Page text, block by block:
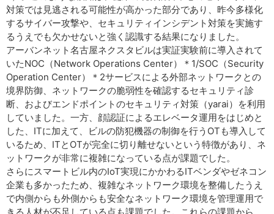
対策では見逃される可能性が高かった部分であり、昨今多様化
するサイバー攻撃や、セキュリティインシデント対策を実施す
るうえでも欠かせないと強く認識する結果になりました。
アーバンネット名古屋ネクスタビルは実証実験前に導入されて
いたNOC（Network Operations Center）＊1/SOC（Security
Operation Center）＊2サービスによる外部ネットワークとの
境界防御、ネットワークの脆弱性を確認するセキュリティ診
断、およびエンドポイントのセキュリティ対策（yarai）を利用
していました。一方、顔認証によるエレベータ運用をはじめと
した、ITに加えて、ビルの防犯機器の制御を行うOTも導入して
いるため、ITとOTが完全に切り離せないという特徴があり、ネ
ットワークが非常に複雑になっている点が課題でした。
さらにスマートビル内のIoT実現にかかわるITベンダやゼネコン
企業も多かったため、複雑なネットワーク環境を整備したうえ
で内側からも外側からも安全なネットワーク環境を管理運用で